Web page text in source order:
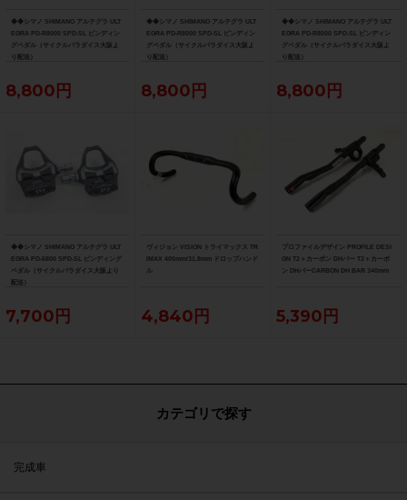
◆◆シマノ SHIMANO アルテグラ ULT
EGRA PD-R8000 SPD-SL ビンディン
グペダル（サイクルパラダイス大阪よ
り配送）
8,800円
◆◆シマノ SHIMANO アルテグラ ULT
EGRA PD-R8000 SPD-SL ビンディン
グペダル（サイクルパラダイス大阪よ
り配送）
8,800円
◆◆シマノ SHIMANO アルテグラ ULT
EGRA PD-R8000 SPD-SL ビンディン
グペダル（サイクルパラダイス大阪よ
り配送）
8,800円
◆◆シマノ SHIMANO アルテグラ ULT
EGRA PD-6800 SPD-SL ビンディング
ペダル（サイクルパラダイス大阪より
配送）
7,700円
ヴィジョン VISION トライマックス TR
IMAX 400mm/31.8mm ドロップハンド
ル
4,840円
プロファイルデザイン PROFILE DESI
GN T2＋カーボン DHバー T2＋カーボ
ン DHバーCARBON DH BAR 340mm
5,390円
カテゴリで探す
完成車